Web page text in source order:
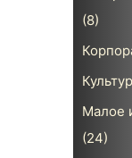
(8)
Малое
(24)